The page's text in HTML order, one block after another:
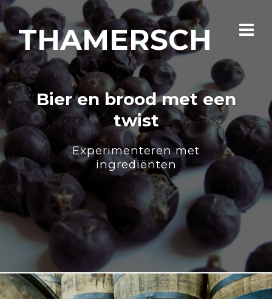
THAMERSCH
Bier en brood met een
twist
Experimenteren met
ingrediënten